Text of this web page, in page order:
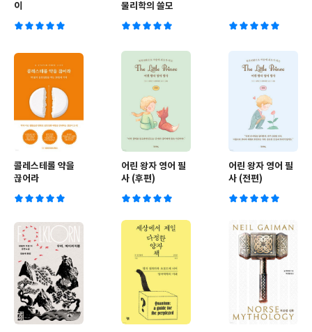
이
물리학의 쓸모
콜레스테롤 약을
끊어라
어린 왕자 영어 필
사 (후편)
어린 왕자 영어 필
사 (전편)